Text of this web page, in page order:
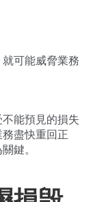
可能威脅業務
能預見的損失
盡快重回正
鍵。